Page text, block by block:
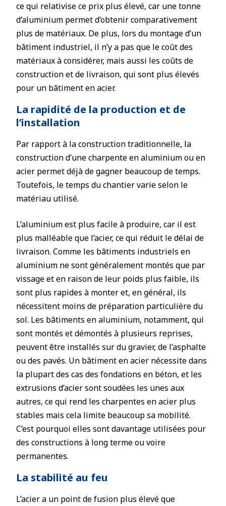
ce qui relativise ce prix plus élevé, car une tonne
d’aluminium permet d’obtenir comparativement
plus de matériaux. De plus, lors du montage d’un
bâtiment industriel, il n’y a pas que le coût des
matériaux à considérer, mais aussi les coûts de
construction et de livraison, qui sont plus élevés
pour un bâtiment en acier.
La rapidité de la production et de
l’installation
Par rapport à la construction traditionnelle, la
construction d’une charpente en aluminium ou en
acier permet déjà de gagner beaucoup de temps.
Toutefois, le temps du chantier varie selon le
matériau utilisé.
L’aluminium est plus facile à produire, car il est
plus malléable que l’acier, ce qui réduit le délai de
livraison. Comme les bâtiments industriels en
aluminium ne sont généralement montés que par
vissage et en raison de leur poids plus faible, ils
sont plus rapides à monter et, en général, ils
nécessitent moins de préparation particulière du
sol. Les bâtiments en aluminium, notamment, qui
sont montés et démontés à plusieurs reprises,
peuvent être installés sur du gravier, de l’asphalte
ou des pavés. Un bâtiment en acier nécessite dans
la plupart des cas des fondations en béton, et les
extrusions d’acier sont soudées les unes aux
autres, ce qui rend les charpentes en acier plus
stables mais cela limite beaucoup sa mobilité.
C’est pourquoi elles sont davantage utilisées pour
des constructions à long terme ou voire
permanentes.
La stabilité au feu
L’acier a un point de fusion plus élevé que